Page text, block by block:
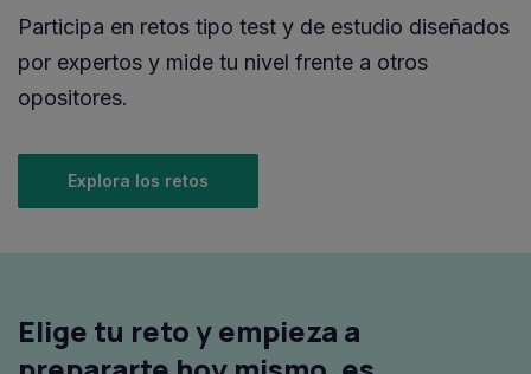
Participa en retos tipo test y de estudio diseñados
por expertos y mide tu nivel frente a otros
opositores.
Explora los retos
Elige tu reto y empieza a